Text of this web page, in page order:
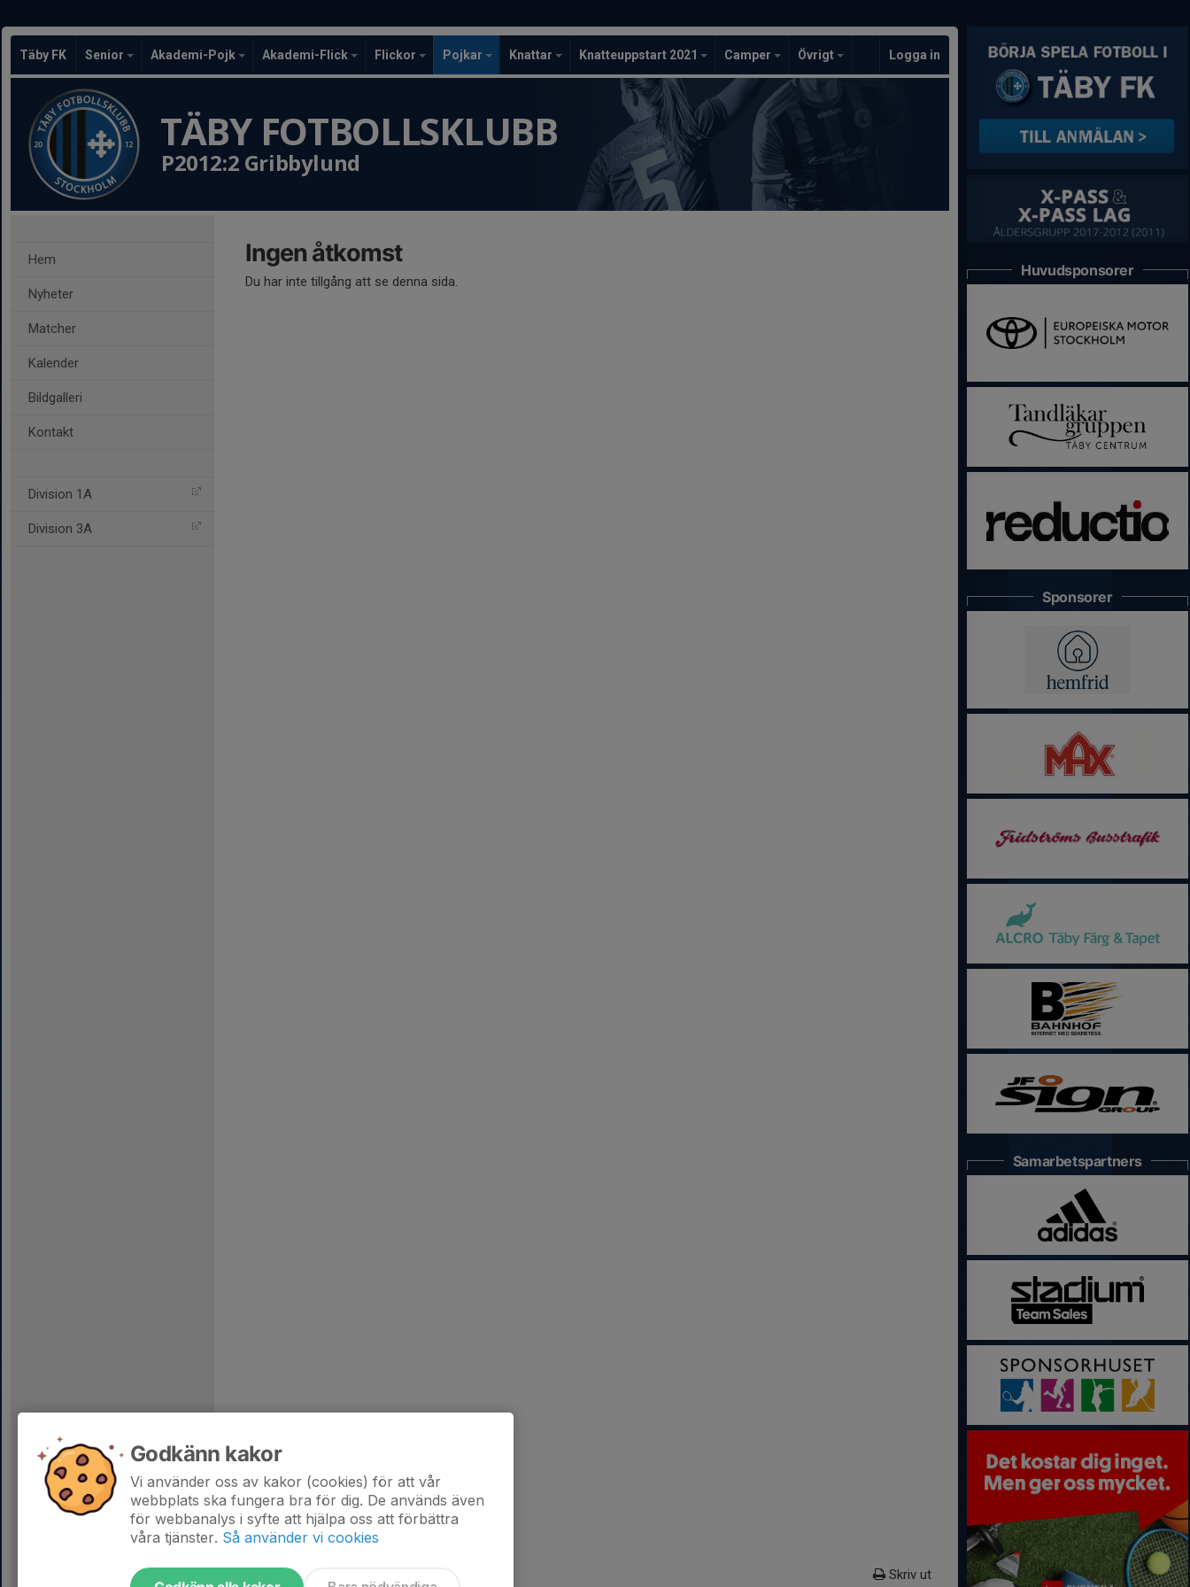
Täby FK Senior Akademi-Pojk Akademi-Flick Flickor Pojkar Knattar Knatteuppstart 2021 Camper Övrigt Logga in
TÄBY FOTBOLLSKLUBB
P2012:2 Gribbylund
Hem
Nyheter
Matcher
Kalender
Bildgalleri
Kontakt
Division 1A
Division 3A
Ingen åtkomst
Du har inte tillgång att se denna sida.
Skriv ut
Huvudsponsorer
Sponsorer
Samarbetspartners
Godkänn kakor
Vi använder oss av kakor (cookies) för att vår
webbplats ska fungera bra för dig. De används även
för webbanalys i syfte att hjälpa oss att förbättra
våra tjänster. Så använder vi cookies